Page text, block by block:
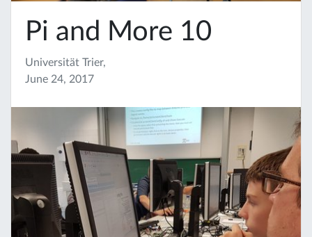
Pi and More 10
Universität Trier,
June 24, 2017